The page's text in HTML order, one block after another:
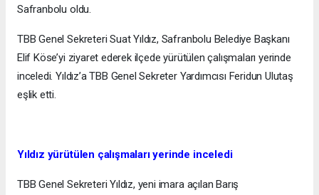
Safranbolu oldu.
TBB Genel Sekreteri Suat Yıldız, Safranbolu Belediye Başkanı
Elif Köse’yi ziyaret ederek ilçede yürütülen çalışmaları yerinde
inceledi. Yıldız’a TBB Genel Sekreter Yardımcısı Feridun Ulutaş
eşlik etti.
Yıldız yürütülen çalışmaları yerinde inceledi
TBB Genel Sekreteri Yıldız, yeni imara açılan Barış